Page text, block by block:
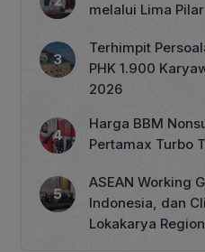
melalui Lima
Terhimpit
PHK 1.900
2026
Harga BBM
Pertamax Turbo
ASEAN Working
Indonesia, dan
Lokakarya